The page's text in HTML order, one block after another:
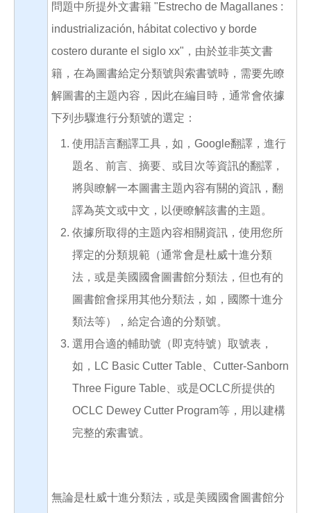
問題中所提外文書籍 "Estrecho de Magallanes :
industrialización, hábitat colectivo y borde
costero durante el siglo xx"，由於並非英文書
籍，在為圖書給定分類號與索書號時，需要先瞭
解圖書的主題內容，因此在編目時，通常會依據
下列步驟進行分類號的選定：
使用語言翻譯工具，如，Google翻譯，進行
題名、前言、摘要、或目次等資訊的翻譯，
將與瞭解一本圖書主題內容有關的資訊，翻
譯為英文或中文，以便瞭解該書的主題。
依據所取得的主題內容相關資訊，使用您所
擇定的分類規範（通常會是杜威十進分類
法，或是美國國會圖書館分類法，但也有的
圖書館會採用其他分類法，如，國際十進分
類法等），給定合適的分類號。
選用合適的輔助號（即克特號）取號表，
如，LC Basic Cutter Table、Cutter-Sanborn
Three Figure Table、或是OCLC所提供的
OCLC Dewey Cutter Program等，用以建構
完整的索書號。
無論是杜威十進分類法，或是美國國會圖書館分